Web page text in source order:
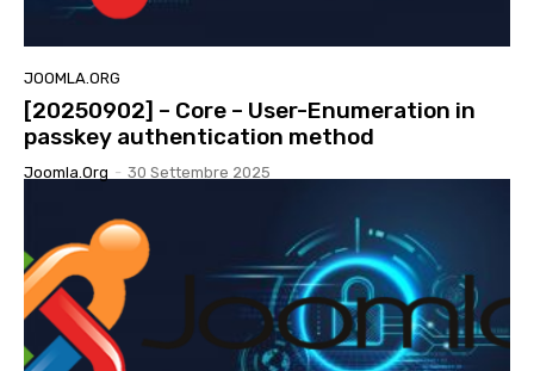
JOOMLA.ORG
[20250902] – Core – User-Enumeration in
passkey authentication method
Joomla.org - 30 Settembre 2025